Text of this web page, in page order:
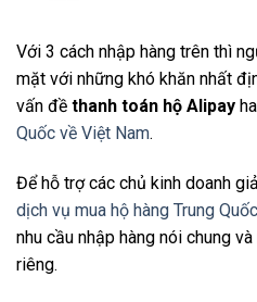
Với 3 cách nhập hàng trên thì
mặt với những khó khăn nhất
vấn đề thanh toán hộ Alipay
Quốc về Việt Nam.
Để hỗ trợ các chủ kinh doanh
dịch vụ mua hộ hàng Trung Quốc
nhu cầu nhập hàng nói chung
riêng.